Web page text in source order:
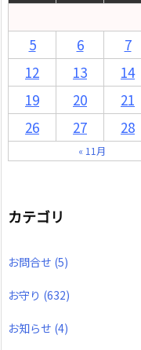
5
6 7
12
13 14
19
20 21
26
27 28
« 11月
カテゴリ
お問合せ (5)
お守り (632)
お知らせ (4)